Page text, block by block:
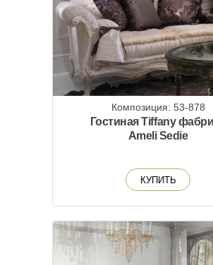
Композиция: 53-878
Гостиная Tiffany
Ameli Sedie
КУПИТЬ